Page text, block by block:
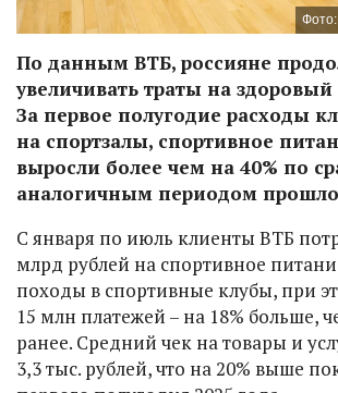
По данным ВТБ, россияне
увеличивать траты на
За первое полугодие расходы
на спортзалы, спортивное
выросли более чем на 40% по
аналогичным периодом
С января по июль клиенты ВТБ
млрд рублей на спортивное
походы в спортивные клубы, при
15 млн платежей – на 18% больше,
ранее. Средний чек на товары и
3,3 тыс. рублей, что на 20% выше